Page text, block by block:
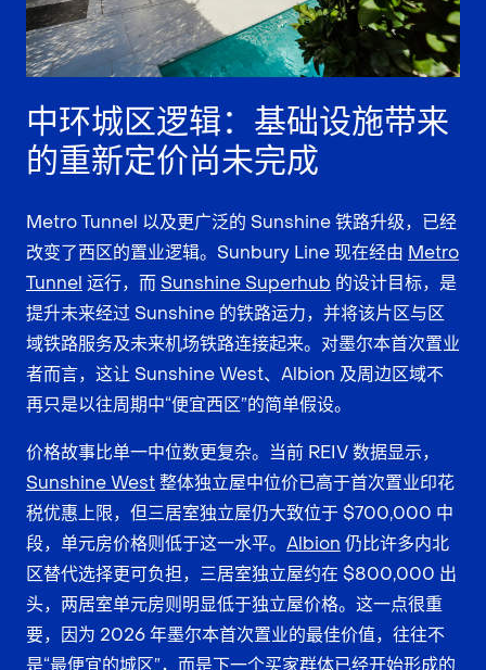
中环城区逻辑：基础设施带来
的重新定价尚未完成
Metro Tunnel 以及更广泛的 Sunshine 铁路升级，已经
改变了西区的置业逻辑。Sunbury Line 现在经由 Metro
Tunnel 运行，而 Sunshine Superhub 的设计目标，是
提升未来经过 Sunshine 的铁路运力，并将该片区与区
域铁路服务及未来机场铁路连接起来。对墨尔本首次置业
者而言，这让 Sunshine West、Albion 及周边区域不
再只是以往周期中“便宜西区”的简单假设。
价格故事比单一中位数更复杂。当前 REIV 数据显示，
Sunshine West整体独立屋中位价已高于首次置业印花
税优惠上限，但三居室独立屋仍大致位于 $700,000 中
段，单元房价格则低于这一水平。 Albion 仍比许多内北
区替代选择更可负担，三居室独立屋约在 $800,000 出
头，两居室单元房则明显低于独立屋价格。这一点很重
要，因为 2026 年墨尔本首次置业的最佳价值，往往不
是“最便宜的城区”，而是下一个买家群体已经开始形成的